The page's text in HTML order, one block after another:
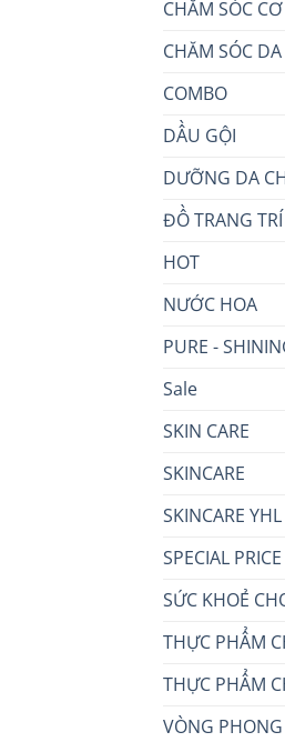
CHĂM SÓC
CHĂM SÓC DA
COMBO
DẦU GỘI
DƯỠNG DA
ĐỒ TRANG
HOT
NƯỚC HOA
PURE -
Sale
SKIN CARE
SKINCARE
SKINCARE YHL
SPECIAL PRICE
SỨC KHOẺ
THỰC PHẨM
THỰC PHẨM
VÒNG